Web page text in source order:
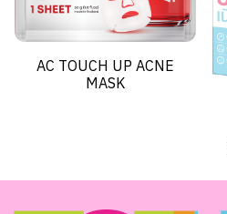
AC TOUCH UP ACNE
MASK